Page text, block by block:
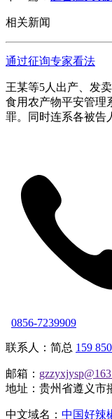
相关新闻
通过征询专家看法
王某等5人出产、发
食用农产物平安管理
罪。同时连系各被告
0856-7239909
联系人：简总 159
邮箱：
地址：贵州省遵义市
中文域名： 中国好辣